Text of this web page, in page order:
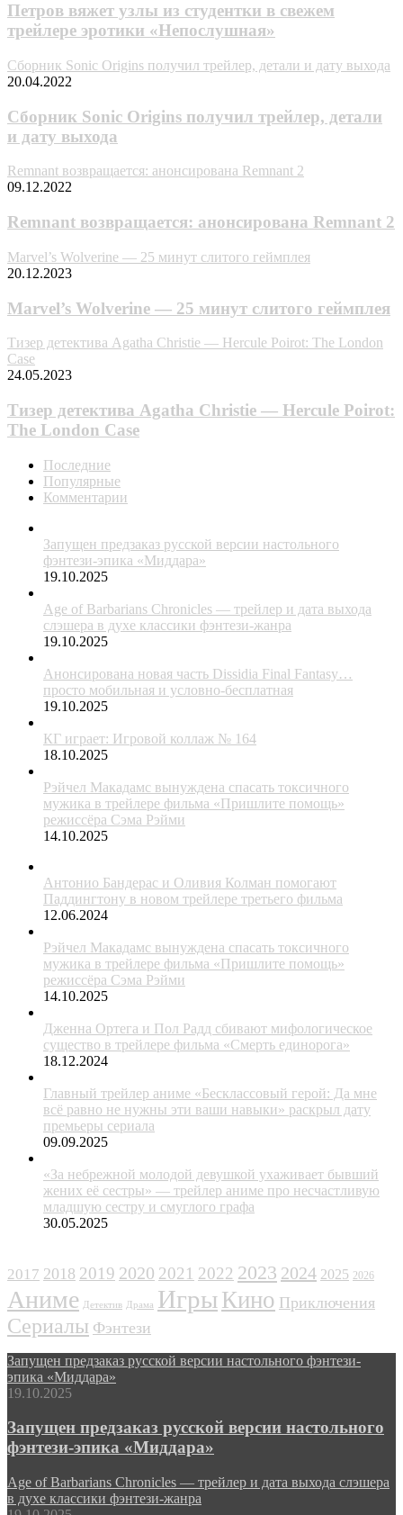
Петров вяжет узлы из студентки в свежем
трейлере эротики «Непослушная»
Сборник Sonic Origins получил трейлер, детали и дату выхода
20.04.2022
Сборник Sonic Origins получил трейлер, детали
и дату выхода
Remnant возвращается: анонсирована Remnant 2
09.12.2022
Remnant возвращается: анонсирована Remnant 2
Marvel’s Wolverine — 25 минут слитого геймплея
20.12.2023
Marvel’s Wolverine — 25 минут слитого геймплея
Тизер детектива Agatha Christie — Hercule Poirot: The London
Case
24.05.2023
Тизер детектива Agatha Christie — Hercule Poirot:
The London Case
Последние
Популярные
Комментарии
Запущен предзаказ русской версии настольного
фэнтези-эпика «Миддара»
19.10.2025
Age of Barbarians Chronicles — трейлер и дата выхода
слэшера в духе классики фэнтези-жанра
19.10.2025
Анонсирована новая часть Dissidia Final Fantasy…
просто мобильная и условно-бесплатная
19.10.2025
КГ играет: Игровой коллаж № 164
18.10.2025
Рэйчел Макадамс вынуждена спасать токсичного
мужика в трейлере фильма «Пришлите помощь»
режиссёра Сэма Рэйми
14.10.2025
Антонио Бандерас и Оливия Колман помогают
Паддингтону в новом трейлере третьего фильма
12.06.2024
Рэйчел Макадамс вынуждена спасать токсичного
мужика в трейлере фильма «Пришлите помощь»
режиссёра Сэма Рэйми
14.10.2025
Дженна Ортега и Пол Радд сбивают мифологическое
существо в трейлере фильма «Смерть единорога»
18.12.2024
Главный трейлер аниме «Бесклассовый герой: Да мне
всё равно не нужны эти ваши навыки» раскрыл дату
премьеры сериала
09.09.2025
«За небрежной молодой девушкой ухаживает бывший
жених её сестры» — трейлер аниме про несчастливую
младшую сестру и смуглого графа
30.05.2025
2017 2018 2019 2020 2021 2022 2023 2024 2025 2026
Аниме Детектив Драма ИгрыКино Приключения
Сериалы Фэнтези
Запущен предзаказ русской версии настольного фэнтези-
эпика «Миддара»
19.10.2025
Запущен предзаказ русской версии настольного
фэнтези-эпика «Миддара»
Age of Barbarians Chronicles — трейлер и дата выхода слэшера
в духе классики фэнтези-жанра